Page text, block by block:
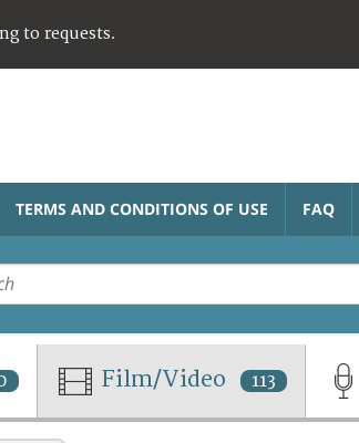
to requests.
TERMS AND CONDITIONS OF USE FAQ
Film/Video 113